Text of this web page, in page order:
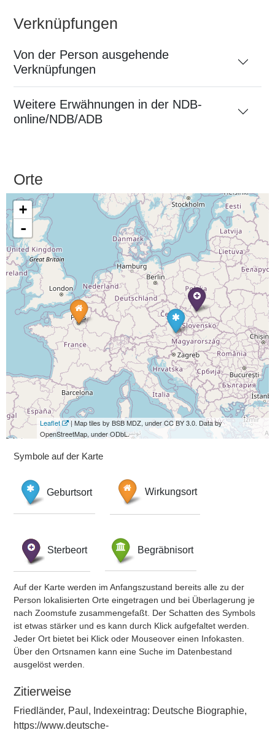
Verknüpfungen
Von der Person ausgehende
Verknüpfungen
Weitere Erwähnungen in der NDB-
online/NDB/ADB
Orte
+
-
Leaflet
| Map tiles by BSB MDZ, under CC BY 3.0. Data by
OpenStreetMap, under ODbL.
Symbole auf der Karte
Geburtsort Wirkungsort
Sterbeort Begräbnisort
Auf der Karte werden im Anfangszustand bereits alle zu der
Person lokalisierten Orte eingetragen und bei Überlagerung je
nach Zoomstufe zusammengefaßt. Der Schatten des Symbols
ist etwas stärker und es kann durch Klick aufgefaltet werden.
Jeder Ort bietet bei Klick oder Mouseover einen Infokasten.
Über den Ortsnamen kann eine Suche im Datenbestand
ausgelöst werden.
Zitierweise
Friedländer, Paul, Indexeintrag: Deutsche Biographie,
https://www.deutsche-